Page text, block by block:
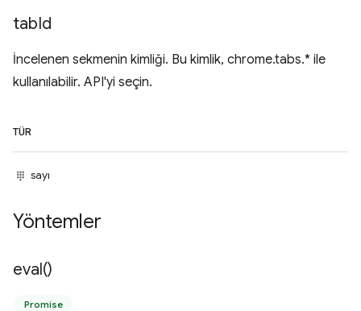
tabId
İncelenen sekmenin kimliği. Bu kimlik, chrome.tabs.* ile
kullanılabilir. API'yi seçin.
TÜR
sayı
Yöntemler
eval()
Promise